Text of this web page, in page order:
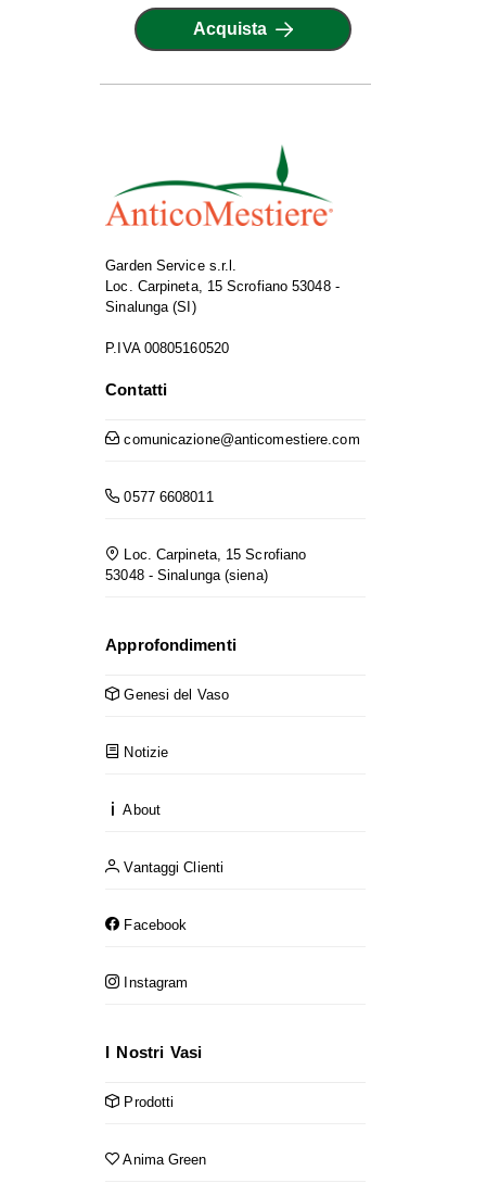
Acquista
Garden Service s.r.l.
Loc. Carpineta, 15 Scrofiano 53048 -
Sinalunga (SI)
P.IVA 00805160520
Contatti
comunicazione@anticomestiere.com
0577 6608011
Loc. Carpineta, 15 Scrofiano
53048 - Sinalunga (siena)
Approfondimenti
Genesi del Vaso
Notizie
About
Vantaggi Clienti
Facebook
Instagram
I Nostri Vasi
Prodotti
Anima Green